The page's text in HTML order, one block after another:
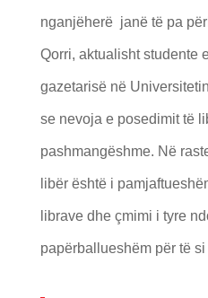
nganjëherë janë të pa
Qorri, aktualisht studente
gazetarisë në
se nevoja e posedimit të
pashmangëshme. Në
libër është i
librave dhe çmimi i tyre
papërballueshëm për të si